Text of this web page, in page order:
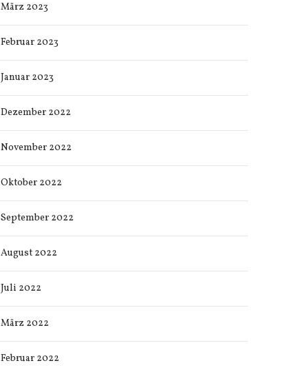
März 2023
Februar 2023
Januar 2023
Dezember 2022
November 2022
Oktober 2022
September 2022
August 2022
Juli 2022
März 2022
Februar 2022